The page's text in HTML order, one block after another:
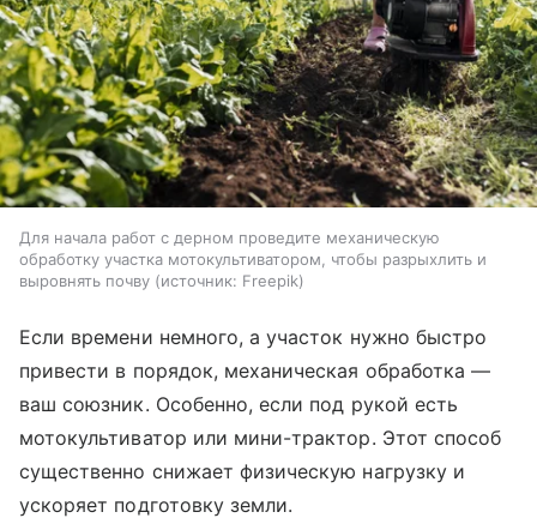
Для начала работ с дерном проведите механическую
обработку участка мотокультиватором, чтобы разрыхлить и
выровнять почву
источник: Freepik
Если времени немного, а участок нужно быстро
привести в порядок, механическая обработка —
ваш союзник. Особенно, если под рукой есть
мотокультиватор или мини-трактор. Этот способ
существенно снижает физическую нагрузку и
ускоряет подготовку земли.